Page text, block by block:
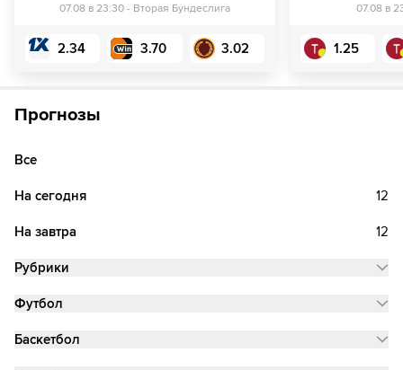
07.08 в 23:30 - Вторая Бундеслига
2.34 3.70 3.02
07.08 в
1.25
Прогнозы
Все
На сегодня 12
На завтра 12
Рубрики
Футбол
Баскетбол